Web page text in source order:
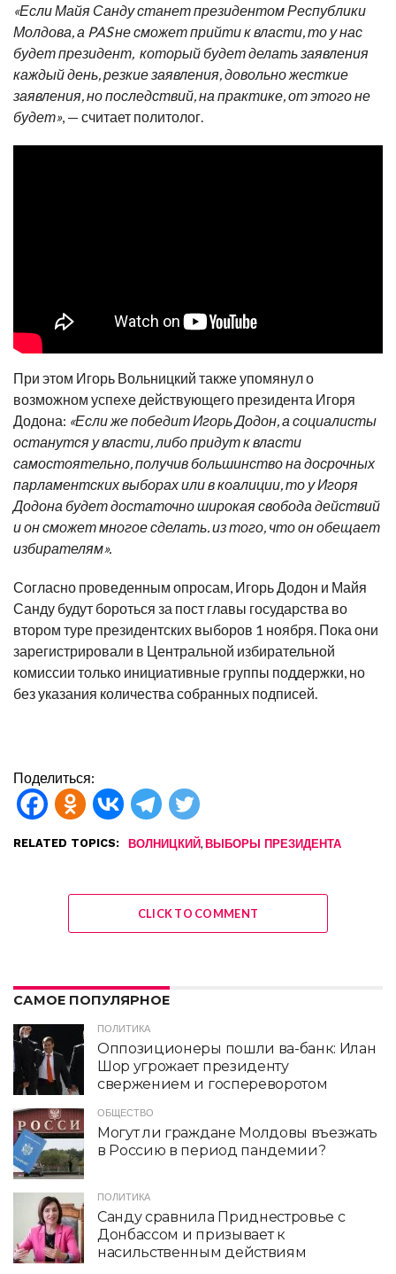
«Если Майя Санду станет президентом Республики
Молдова, а PAS не сможет прийти к власти, то у нас
будет президент, который будет делать заявления
каждый день, резкие заявления, довольно жесткие
заявления, но последствий, на практике, от этого не
будет», — считает политолог.
При этом Игорь Вольницкий также упомянул о
возможном успехе действующего президента Игоря
Додона: «Если же победит Игорь Додон, а социалисты
останутся у власти, либо придут к власти
самостоятельно, получив большинство на досрочных
парламентских выборах или в коалиции, то у Игоря
Додона будет достаточно широкая свобода действий
и он сможет многое сделать. из того, что он обещает
избирателям».
Согласно проведенным опросам, Игорь Додон и Майя
Санду будут бороться за пост главы государства во
втором туре президентских выборов 1 ноября. Пока они
зарегистрировали в Центральной избирательной
комиссии только инициативные группы поддержки, но
без указания количества собранных подписей.
Поделиться:
RELATED TOPICS: ВОЛНИЦКИЙ, ВЫБОРЫ ПРЕЗИДЕНТА
CLICK TO COMMENT
САМОЕ ПОПУЛЯРНОЕ
ПОЛИТИКА
Оппозиционеры пошли ва-банк: Илан
Шор угрожает президенту
свержением и госпереворотом
ОБЩЕСТВО
Могут ли граждане Молдовы въезжать
в Россию в период пандемии?
ПОЛИТИКА
Санду сравнила Приднестровье с
Донбассом и призывает к
насильственным действиям